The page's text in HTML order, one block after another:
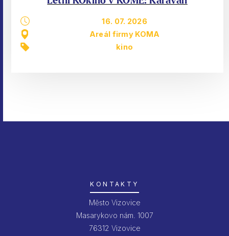
16. 07. 2026
Areál firmy KOMA
kino
KONTAKTY
Město Vizovice
Masarykovo nám. 1007
76312 Vizovice